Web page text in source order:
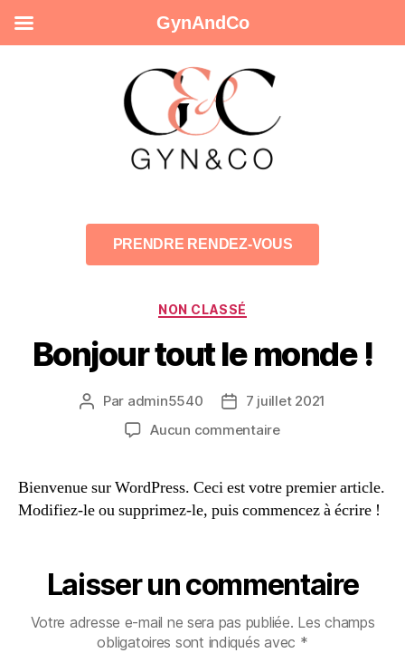
PRENDRE RENDEZ-VOUS
NON CLASSÉ
Bonjour tout le monde !
Par admin5540
7 juillet 2021
Aucun commentaire
Bienvenue sur WordPress. Ceci est votre premier article.
Modifiez-le ou supprimez-le, puis commencez à écrire !
Laisser un commentaire
Votre adresse e-mail ne sera pas publiée. Les champs
obligatoires sont indiqués avec *
GynAndCo